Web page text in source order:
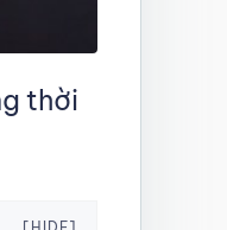
thời